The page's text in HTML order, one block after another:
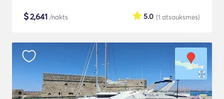
$2,641 /nakts (1 atsauksmes)
5.0